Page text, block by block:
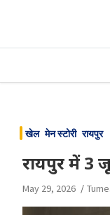
content
खेल मेन स्टोरी रायपुर
रायपुर में 3
May 29, 2026